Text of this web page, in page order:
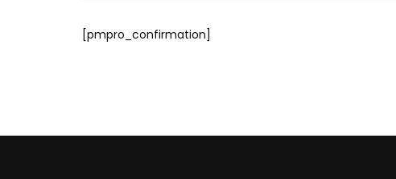
[pmpro_confirmation]